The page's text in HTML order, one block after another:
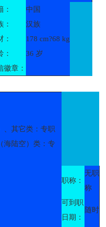
：
中国
：
汉族
：
178 cm?68 kg
：
36 岁
徽章：
、其它类：专职
海陆空）类：专
职称：
无职
称
可到职
日期：
随时